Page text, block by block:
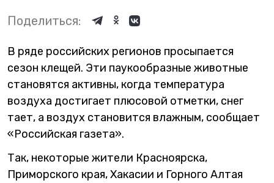
Поделиться:
В ряде российских регионов просыпается
сезон клещей. Эти паукообразные животные
становятся активны, когда температура
воздуха достигает плюсовой отметки, снег
тает, а воздух становится влажным, сообщает
«Российская газета».
Так, некоторые жители Красноярска,
Приморского края, Хакасии и Горного Алтая